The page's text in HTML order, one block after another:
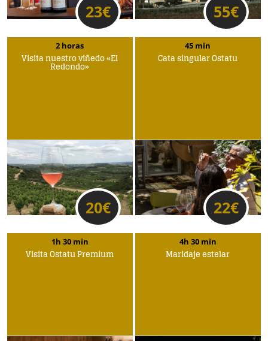
23€ 55€
2 horas
Visita nuestro viñedo «El
Redondo»
20€
45 min
Cata singular Ostatu
22€
1h 30 min
Visita Ostatu Premium
4h 30 min
Maridaje estelar